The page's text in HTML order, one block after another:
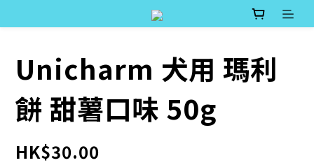
Unicharm 犬用 瑪利
餅 甜薯口味 50g
HK$30.00